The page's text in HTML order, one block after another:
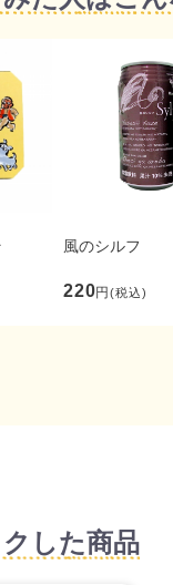
風のシルフ
220円(税込)
した商品